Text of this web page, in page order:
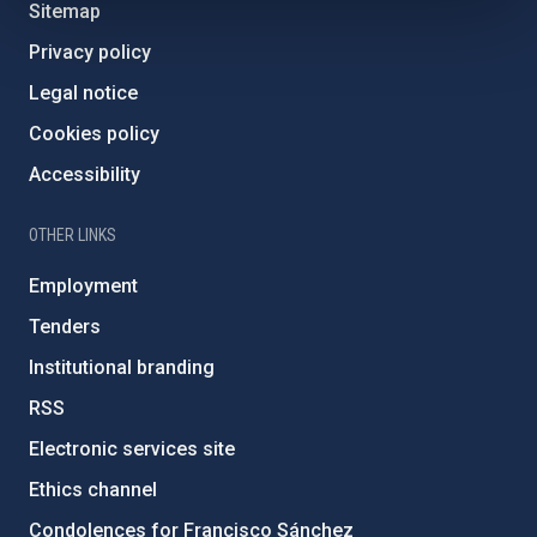
Sitemap
Privacy policy
Legal notice
Cookies policy
Accessibility
OTHER LINKS
Employment
Tenders
Institutional branding
RSS
Electronic services site
Ethics channel
Condolences for Francisco Sánchez